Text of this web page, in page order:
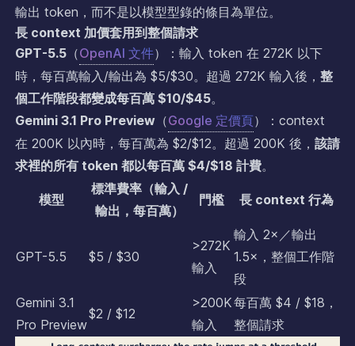
輸出 token，而不是以模型型錄的條目為單位。
長 context 加價套用到整個請求
GPT-5.5（OpenAI 文件）：輸入 token 在 272K 以下
時，每百萬輸入/輸出為 $5/$30。超過 272K 輸入後， 整
個工作階段都變成每百萬 $10/$45。
Gemini 3.1 Pro Preview（Google 定價頁）：context
在 200K 以內時，每百萬為 $2/$12。超過 200K 後， 該請
求裡的所有 token 都以每百萬 $4/$18 計費。
模型
標準費率（輸入 /
輸出，每百萬）
門檻 長 context 行為
GPT-5.5 $5 / $30
>272K
輸入
輸入 2×／輸出
1.5×，整個工作階
段
Gemini 3.1
Pro Preview
$2 / $12
>200K
輸入
每百萬 $4 / $18，
整個請求